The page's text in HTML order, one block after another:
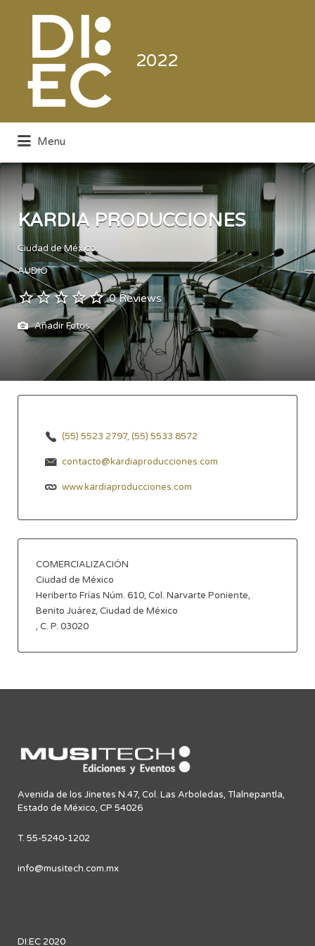
2022
Electrónica de Consumo y Comercial
Buscar
Menu
KARDIA PRODUCCIONES
Ciudad de México
AUDIO
0 Reviews
Añadir Fotos
(55) 5523 2797, (55) 5533 8572
contacto@kardiaproducciones.com
www.kardiaproducciones.com
COMERCIALIZACIÓN
Ciudad de México
Heriberto Frías Núm. 610, Col. Narvarte Poniente,
Benito Juárez, Ciudad de México
, C. P. 03020
Avenida de los Jinetes N.47, Col. Las Arboledas, Tlalnepantla,
Estado de México, CP 54026
T. 55-5240-1202
info@musitech.com.mx
DI:EC 2020